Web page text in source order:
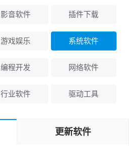
影音软件 插件下载
游戏娱乐 系统软件
编程开发 网络软件
行业软件 驱动工具
更新软件